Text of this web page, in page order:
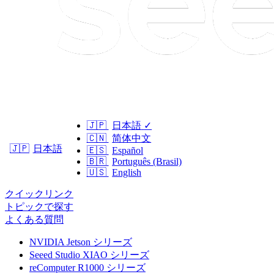
🇯🇵 日本語
🇯🇵 日本語 ✓
🇨🇳 简体中文
🇪🇸 Español
🇧🇷 Português (Brasil)
🇺🇸 English
クイックリンク
トピックで探す
よくある質問
NVIDIA Jetson シリーズ
Seeed Studio XIAO シリーズ
reComputer R1000 シリーズ